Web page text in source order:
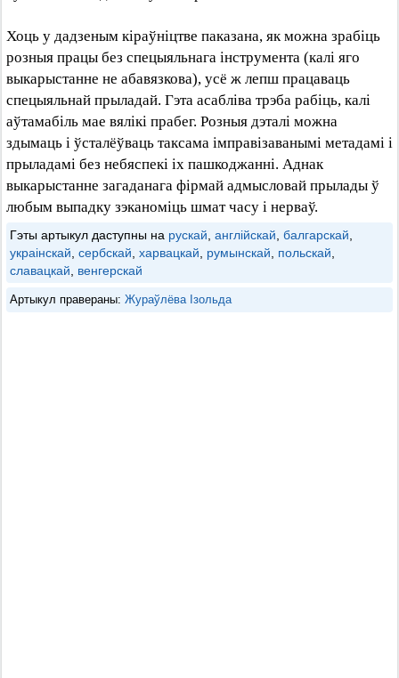
Хоць у дадзеным кіраўніцтве паказана, як можна зрабіць
розныя працы без спецыяльнага інструмента (калі яго
выкарыстанне не абавязкова), усё ж лепш працаваць
спецыяльнай прыладай. Гэта асабліва трэба рабіць, калі
аўтамабіль мае вялікі прабег. Розныя дэталі можна
здымаць і ўсталёўваць таксама імправізаванымі метадамі і
прыладамі без небяспекі іх пашкоджанні. Аднак
выкарыстанне загаданага фірмай адмысловай прылады ў
любым выпадку зэканоміць шмат часу і нерваў.
Гэты артыкул даступны на рускай англійскай балгарскай
украінскай сербскай харвацкай румынскай польскай
славацкай
венгерскай
Артыкул правераны: Жураўлёва Ізольда